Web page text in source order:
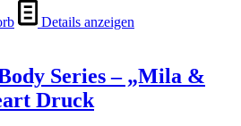
Details anzeigen
Series – „Mila &
Druck